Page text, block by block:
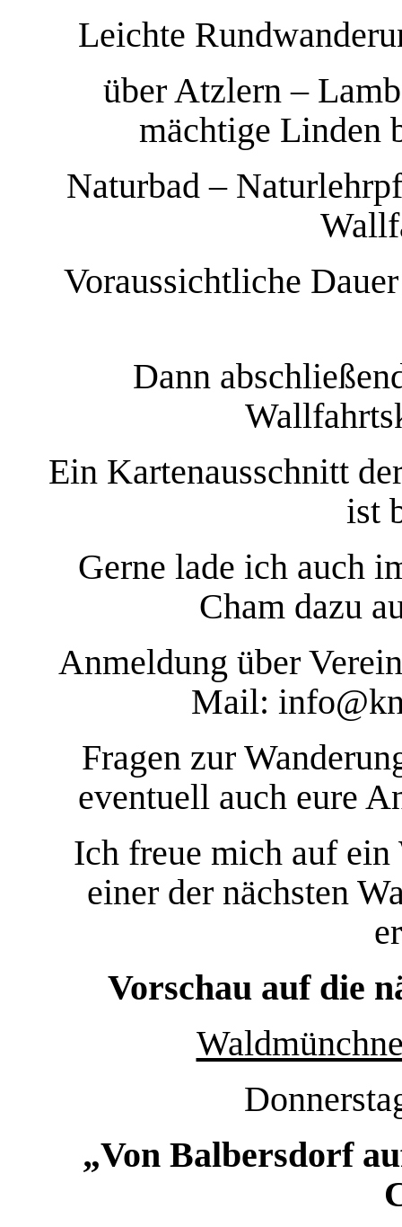
Leichte
über Atzlern –
mächtige Linden
Naturbad –
Voraussichtliche
Dann
Ein Kartenausschnitt
ist
Gerne lade ich auch
Cham dazu
Anmeldung über
Mail:
Fragen zur
eventuell auch eure
Ich freue mich auf ein
einer der nächsten
Vorschau auf die
„Von Balbersdorf